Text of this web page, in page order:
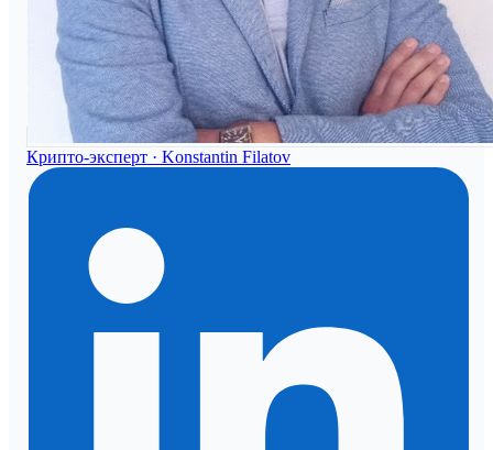
Крипто-эксперт · Konstantin Filatov